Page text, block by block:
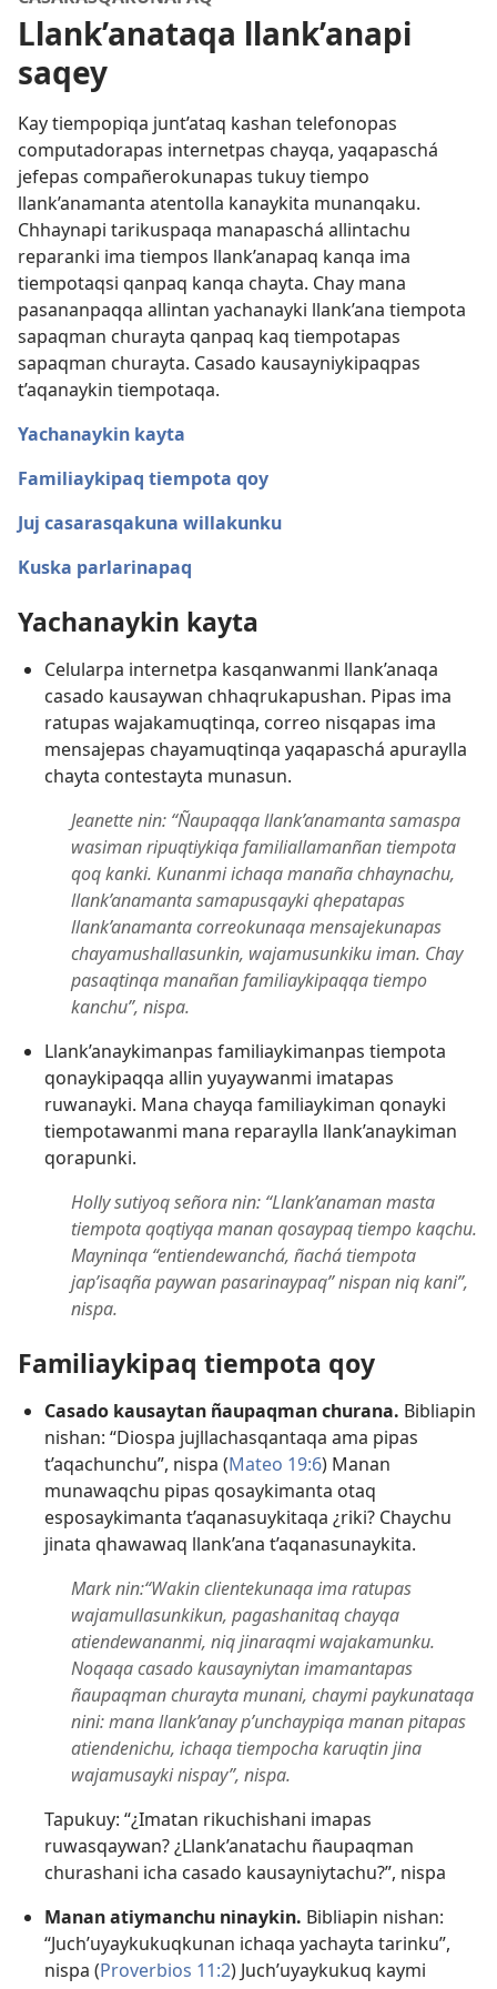
Llank’anataqa llank’anapi
saqey
Kay tiempopiqa junt’ataq kashan telefonopas
computadorapas internetpas chayqa, yaqapaschá
jefepas compañerokunapas tukuy tiempo
llank’anamanta atentolla kanaykita munanqaku.
Chhaynapi tarikuspaqa manapaschá allintachu
reparanki ima tiempos llank’anapaq kanqa ima
tiempotaqsi qanpaq kanqa chayta. Chay mana
pasananpaqqa allintan yachanayki llank’ana tiempota
sapaqman churayta qanpaq kaq tiempotapas
sapaqman churayta. Casado kausayniykipaqpas
t’aqanaykin tiempotaqa.
Yachanaykin kayta
Familiaykipaq tiempota qoy
Juj casarasqakuna willakunku
Kuska parlarinapaq
Yachanaykin kayta
Celularpa internetpa kasqanwanmi llank’anaqa
casado kausaywan chhaqrukapushan. Pipas ima
ratupas wajakamuqtinqa, correo nisqapas ima
mensajepas chayamuqtinqa yaqapaschá apuraylla
chayta contestayta munasun.
Jeanette nin: “Ñaupaqqa llank’anamanta samaspa
wasiman ripuqtiykiqa familiallamanñan tiempota
qoq kanki. Kunanmi ichaqa manaña chhaynachu,
llank’anamanta samapusqayki qhepatapas
llank’anamanta correokunaqa mensajekunapas
chayamushallasunkin, wajamusunkiku iman. Chay
pasaqtinqa manañan familiaykipaqqa tiempo
kanchu”, nispa.
Llank’anaykimanpas familiaykimanpas tiempota
qonaykipaqqa allin yuyaywanmi imatapas
ruwanayki. Mana chayqa familiaykiman qonayki
tiempotawanmi mana reparaylla llank’anaykiman
qorapunki.
Holly sutiyoq señora nin: “Llank’anaman masta
tiempota qoqtiyqa manan qosaypaq tiempo kaqchu.
Mayninqa “entiendewanchá, ñachá tiempota
jap’isaqña paywan pasarinaypaq” nispan niq kani”,
nispa.
Familiaykipaq tiempota qoy
Casado kausaytan ñaupaqman churana. Bibliapin
nishan: “Diospa jujllachasqantaqa ama pipas
t’aqachunchu”, nispa (Mateo 19:6) Manan
munawaqchu pipas qosaykimanta otaq
esposaykimanta t’aqanasuykitaqa ¿riki? Chaychu
jinata qhawawaq llank’ana t’aqanasunaykita.
Mark nin:“Wakin clientekunaqa ima ratupas
wajamullasunkikun, pagashanitaq chayqa
atiendewananmi, niq jinaraqmi wajakamunku.
Noqaqa casado kausayniytan imamantapas
ñaupaqman churayta munani, chaymi paykunataqa
nini: mana llank’anay p’unchaypiqa manan pitapas
atiendenichu, ichaqa tiempocha karuqtin jina
wajamusayki nispay”, nispa.
Tapukuy: “¿Imatan rikuchishani imapas
ruwasqaywan? ¿Llank’anatachu ñaupaqman
churashani icha casado kausayniytachu?”, nispa
Manan atiymanchu ninaykin. Bibliapin nishan:
“Juch’uyaykukuqkunan ichaqa yachayta tarinku”,
nispa (Proverbios 11:2) Juch’uyaykukuq kaymi